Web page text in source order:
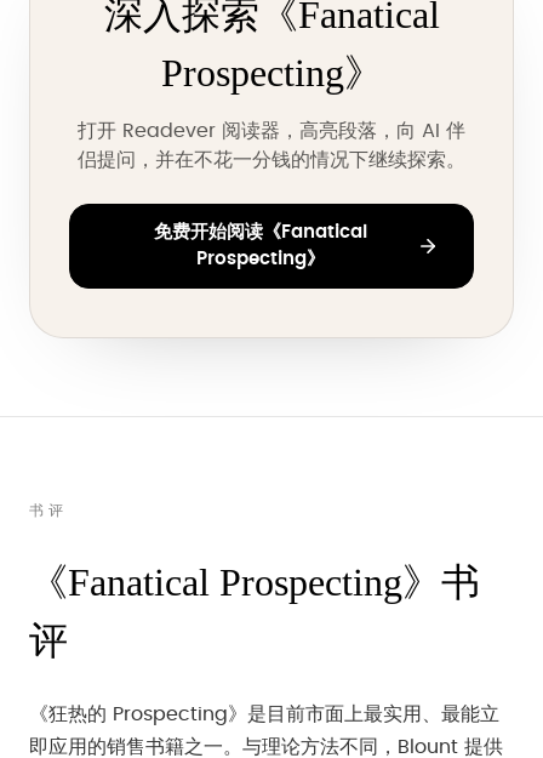
深入探索《Fanatical
Prospecting》
打开 Readever 阅读器，高亮段落，向 AI 伴
侣提问，并在不花一分钱的情况下继续探索。
免费开始阅读《Fanatical
Prospecting》
书评
《Fanatical Prospecting》书
评
《狂热的 Prospecting》是目前市面上最实用、最能立
即应用的销售书籍之一。与理论方法不同，Blount 提供